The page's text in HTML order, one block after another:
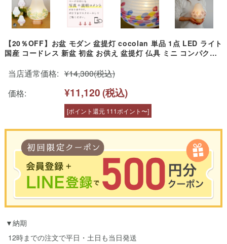
【20％OFF】お盆 モダン 盆提灯 cocolan 単品 1点 LED ライト
国産 コードレス 新盆 初盆 お供え 盆提灯 仏具 ミニ コンパクト
当店通常価格: ¥14,300(税込)
価格:
¥11,120(税込)
[ポイント還元 111ポイント〜]
LINEのアカウントを使って簡単に会員登録＆ログインすることも可能です。
納期
12時までの注文で平日・土日も当日発送